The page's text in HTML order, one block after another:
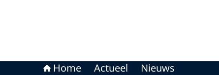
Home Actueel Nieuws